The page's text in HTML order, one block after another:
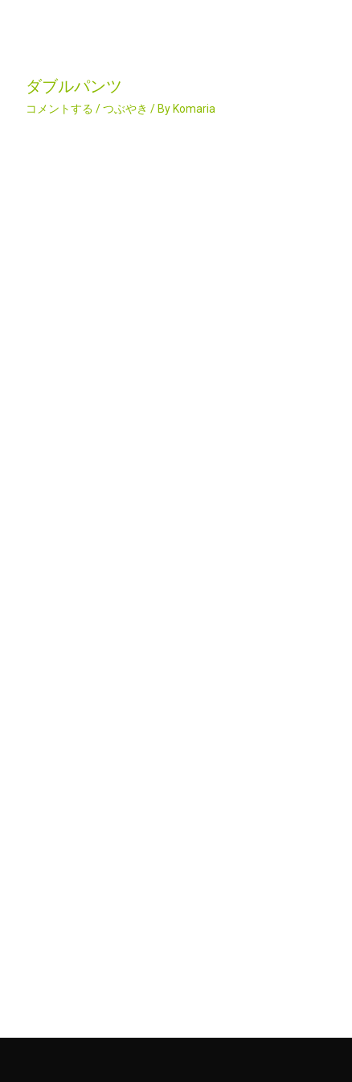
ダブルパンツ
コメントする /つぶやき / By Komaria